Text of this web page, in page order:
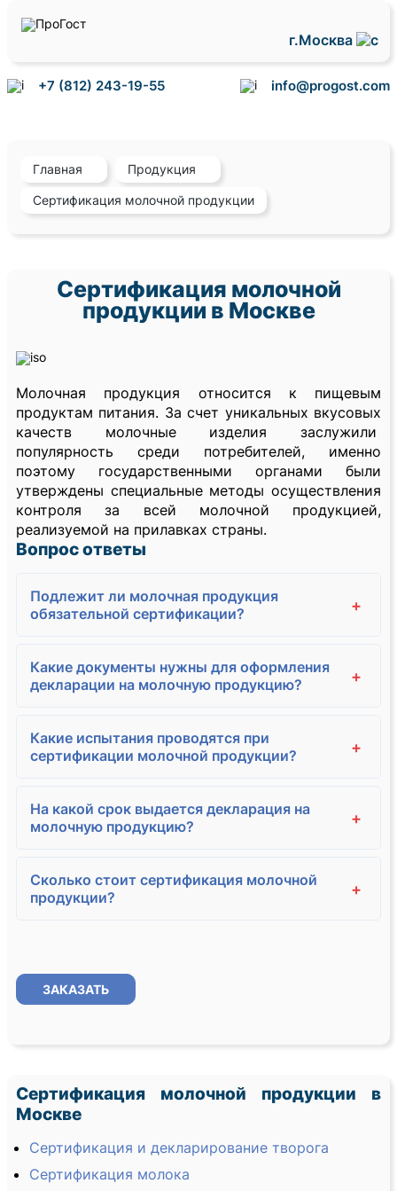
г.Москва
+7 (812) 243-19-55 info@progost.com
Главная Продукция
Сертификация молочной продукции
Сертификация молочной
продукции в Москве
Молочная продукция относится к пищевым
продуктам питания. За счет уникальных вкусовых
качеств молочные изделия заслужили
популярность среди потребителей, именно
поэтому государственными органами были
утверждены специальные методы осуществления
контроля за всей молочной продукцией,
реализуемой на прилавках страны.
Вопрос ответы
Подлежит ли молочная продукция
обязательной сертификации?
+
Какие документы нужны для оформления
декларации на молочную продукцию?
+
Какие испытания проводятся при
сертификации молочной продукции?
+
На какой срок выдается декларация на
молочную продукцию?
+
Сколько стоит сертификация молочной
продукции?
+
ЗАКАЗАТЬ
Сертификация молочной продукции в
Москве
Сертификация и декларирование творога
Сертификация молока